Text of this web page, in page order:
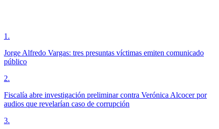
1 .
Jorge Alfredo Vargas: tres presuntas víctimas emiten comunicado
público
2.
Fiscalía abre investigación preliminar contra Verónica Alcocer por
audios que revelarían caso de corrupción
3.